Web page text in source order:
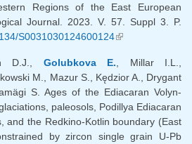
Regions of the East European
Journal. 2023. V. 57. Suppl 3. P.
S0031030124600124(link is
D.J., Golubkova E. , Millar I.L.,
M., Mazur S., Kędzior A., Drygant
S. Ages of the Ediacaran Volyn-
paleosols, Podillya Ediacaran
and the Redkino-Kotlin boundary (East
by zircon single grain U-Pb